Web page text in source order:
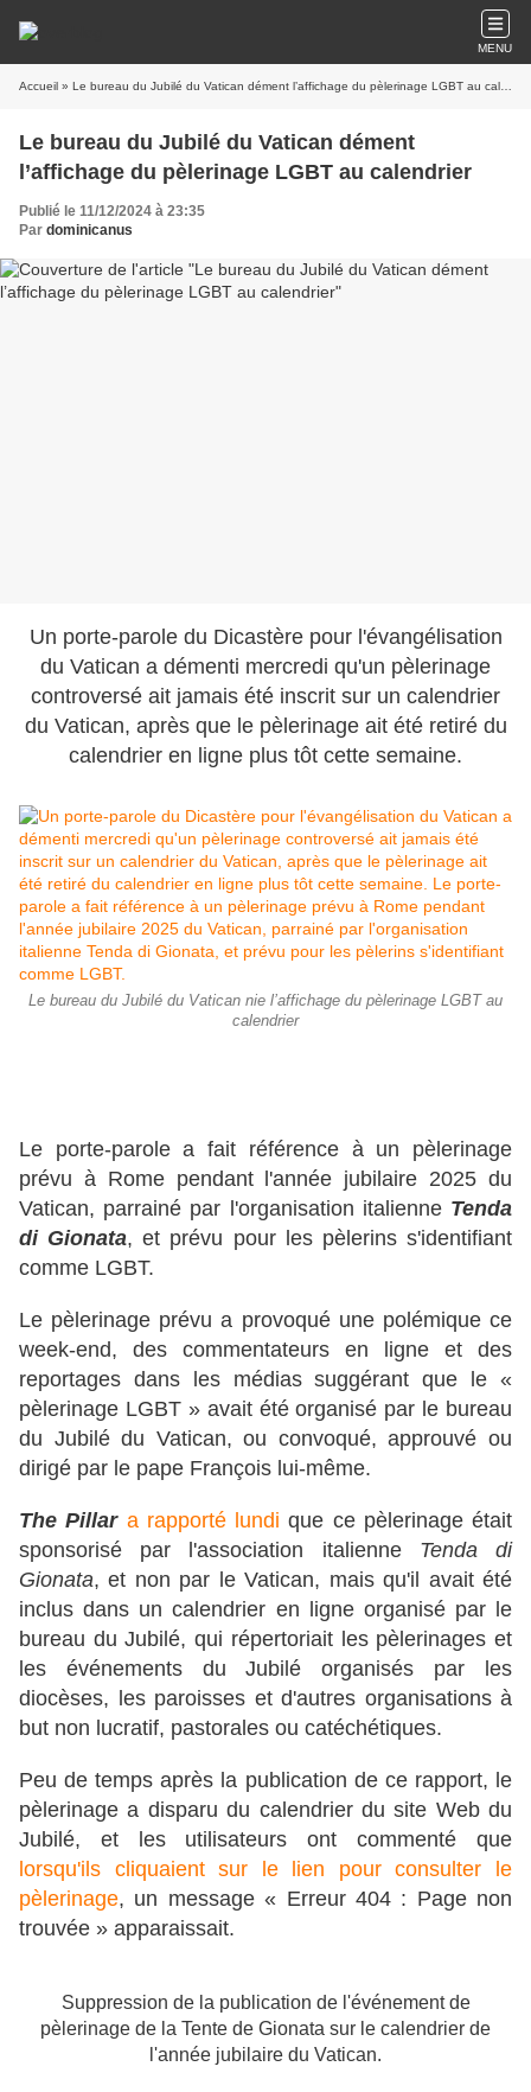
MENU
Accueil » Le bureau du Jubilé du Vatican dément l’affichage du pèlerinage LGBT au calendrier
Le bureau du Jubilé du Vatican dément
l’affichage du pèlerinage LGBT au calendrier
Publié le 11/12/2024 à 23:35
Par dominicanus
Un porte-parole du Dicastère pour l'évangélisation
du Vatican a démenti mercredi qu'un pèlerinage
controversé ait jamais été inscrit sur un calendrier
du Vatican, après que le pèlerinage ait été retiré du
calendrier en ligne plus tôt cette semaine.
Le bureau du Jubilé du Vatican nie l’affichage du pèlerinage LGBT au
calendrier
Le porte-parole a fait référence à un pèlerinage
prévu à Rome pendant l'année jubilaire 2025 du
Vatican, parrainé par l'organisation italienne Tenda
di Gionata, et prévu pour les pèlerins s'identifiant
comme LGBT.
Le pèlerinage prévu a provoqué une polémique ce
week-end, des commentateurs en ligne et des
reportages dans les médias suggérant que le «
pèlerinage LGBT » avait été organisé par le bureau
du Jubilé du Vatican, ou convoqué, approuvé ou
dirigé par le pape François lui-même.
The Pillar a rapporté lundi que ce pèlerinage était
sponsorisé par l'association italienne Tenda di
Gionata, et non par le Vatican, mais qu'il avait été
inclus dans un calendrier en ligne organisé par le
bureau du Jubilé, qui répertoriait les pèlerinages et
les événements du Jubilé organisés par les
diocèses, les paroisses et d'autres organisations à
but non lucratif, pastorales ou catéchétiques.
Peu de temps après la publication de ce rapport, le
pèlerinage a disparu du calendrier du site Web du
Jubilé, et les utilisateurs ont commenté que
lorsqu'ils cliquaient sur le lien pour consulter le
pèlerinage, un message « Erreur 404 : Page non
trouvée » apparaissait.
Suppression de la publication de l'événement de
pèlerinage de la Tente de Gionata sur le calendrier de
l'année jubilaire du Vatican.